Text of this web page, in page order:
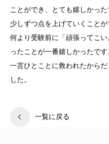
ことができ、とても嬉しかっ
少しずつ点を上げていくこと
何より受験前に「頑張ってこ
ったことが一番嬉しかったで
一言ひとことに救われたから
した。
一覧に戻る